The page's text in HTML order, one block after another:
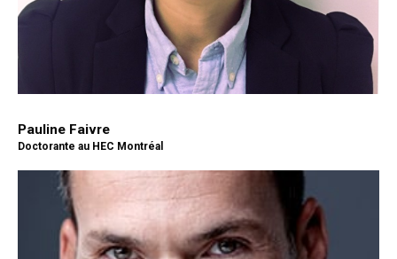
Pauline Faivre
Doctorante au HEC Montréal